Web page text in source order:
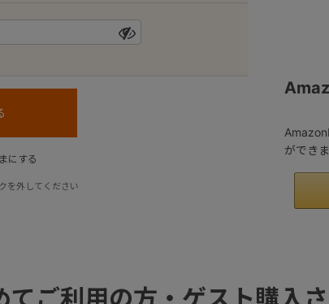
にする
を外してください
ができま
てご利用の方・ゲスト購入